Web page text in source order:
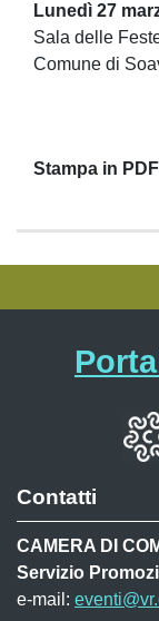
Lunedì 27
Sala delle
Comune di
Stampa in PDF
Contatti
CAMERA DI
Servizio
e-mail: